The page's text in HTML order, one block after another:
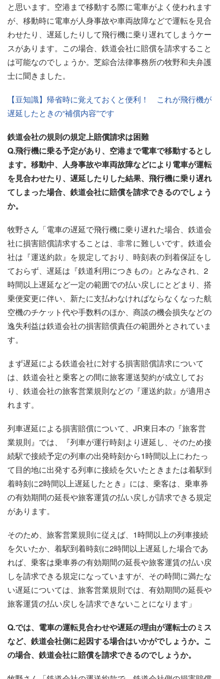
と思います。空港まで移動する際に電車がよく使われます
が、移動時に電車が人身事故や車両故障などで運転を見合
わせたり、遅延したりして飛行機に乗り遅れてしまうケー
スがあります。この場合、鉄道会社に賠償を請求すること
は可能なのでしょうか。芝綜合法律事務所の牧野和夫弁護
士に聞きました。
【豆知識】帰省時に覚えておくと便利！ これが飛行機が
遅延したときの“補償内容”です
鉄道会社の規則の規定上賠償請求は困難
Q.飛行機に乗る予定があり、空港まで電車で移動するとし
ます。移動中、人身事故や車両故障などにより電車が運転
を見合わせたり、遅延したりした結果、飛行機に乗り遅れ
てしまった場合、鉄道会社に賠償を請求できるのでしょう
か。
牧野さん「電車の遅延で飛行機に乗り遅れた場合、鉄道会
社に損害賠償請求することは、非常に難しいです。鉄道会
社は『運送約款』を規定しており、時刻表の到着保証をし
ておらず、遅延は『鉄道利用につきもの』とみなされ、2
時間以上遅延など一定の範囲での払い戻しにとどまり、搭
乗便変更に伴い、新たに支払わなければならなくなった航
空機のチケット代や手数料のほか、商談の機会損失などの
逸失利益は鉄道会社の損害賠償責任の範囲外とされていま
す。
まず遅延による鉄道会社に対する損害賠償請求について
は、鉄道会社と乗客との間に旅客運送契約が成立してお
り、鉄道会社の旅客営業規則などの『運送約款』が適用さ
れます。
列車遅延による損害賠償について、JR東日本の『旅客営
業規則』では、『列車が運行時刻より遅延し、そのため接
続駅で接続予定の列車の出発時刻から1時間以上にわたっ
て目的地に出発する列車に接続を欠いたときまたは着駅到
着時刻に2時間以上遅延したとき』には、乗客は、乗車券
の有効期間の延長や旅客運賃の払い戻しが請求できる規定
があります。
そのため、旅客営業規則に従えば、1時間以上の列車接続
を欠いたか、着駅到着時刻に2時間以上遅延した場合であ
れば、乗客は乗車券の有効期間の延長や旅客運賃の払い戻
しを請求できる規定になっていますが、その時間に満たな
い遅延については、旅客営業規則では、有効期間の延長や
旅客運賃の払い戻しを請求できないことになります」
Q.では、電車の運転見合わせや遅延の理由が運転士のミス
など、鉄道会社側に起因する場合はいかがでしょうか。こ
の場合、鉄道会社に賠償を請求できるのでしょうか。